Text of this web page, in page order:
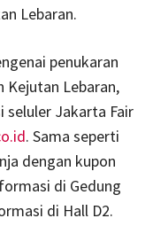
Lebaran.
penukaran
Kejutan Lebaran,
seluler Jakarta Fair
. Sama seperti
dengan kupon
di Gedung
di Hall D2.